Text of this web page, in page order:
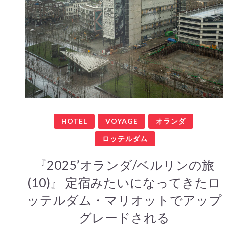
HOTEL VOYAGE オランダ
ロッテルダム
『2025’オランダ/ベルリンの旅
(10)』 定宿みたいになってきたロ
ッテルダム・マリオットでアップ
グレードされる